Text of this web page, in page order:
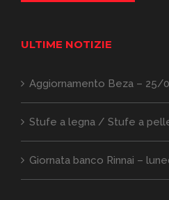
ULTIME NOTIZIE
Aggiornamento Beza – 25/
Stufe a legna / Stufe a
Giornata banco Rinnai –